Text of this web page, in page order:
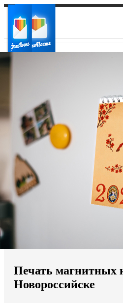
Ваш регион доставки
Выберите из списка:
Мы доставляем по всему миру
Продолжить без города
Печать магнитных
Новороссийске